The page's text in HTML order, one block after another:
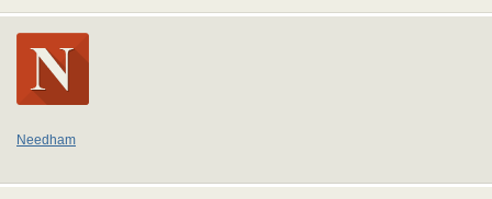
Needham